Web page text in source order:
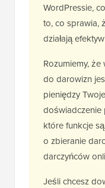
WordPressie,
to, co sprawia,
działają
Rozumiemy,
do darowizn
pieniędzy
doświadczenie
które funkcje
o zbieranie
darczyńców
Jeśli chcesz